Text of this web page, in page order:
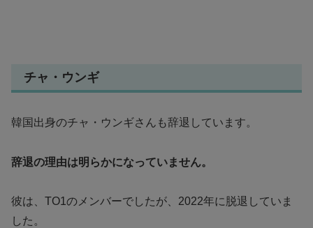
チャ・ウンギ
韓国出身のチャ・ウンギさんも辞退しています。
辞退の理由は明らかになっていません。
彼は、TO1のメンバーでしたが、2022年に脱退していま
した。